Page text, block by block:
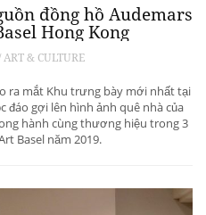
đồng hồ Audemars
Hong Kong
& CULTURE
ra mắt Khu trưng bày mới nhất tại
đáo gợi lên hình ảnh quê nhà của
hành cùng thương hiệu trong 3
Basel năm 2019.